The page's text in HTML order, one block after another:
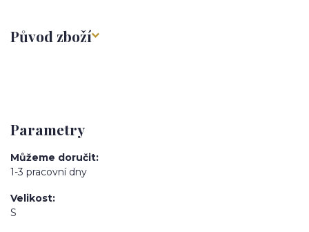
Původ zboží
Parametry
Můžeme doručit
1-3 pracovní dny
Velikost
S